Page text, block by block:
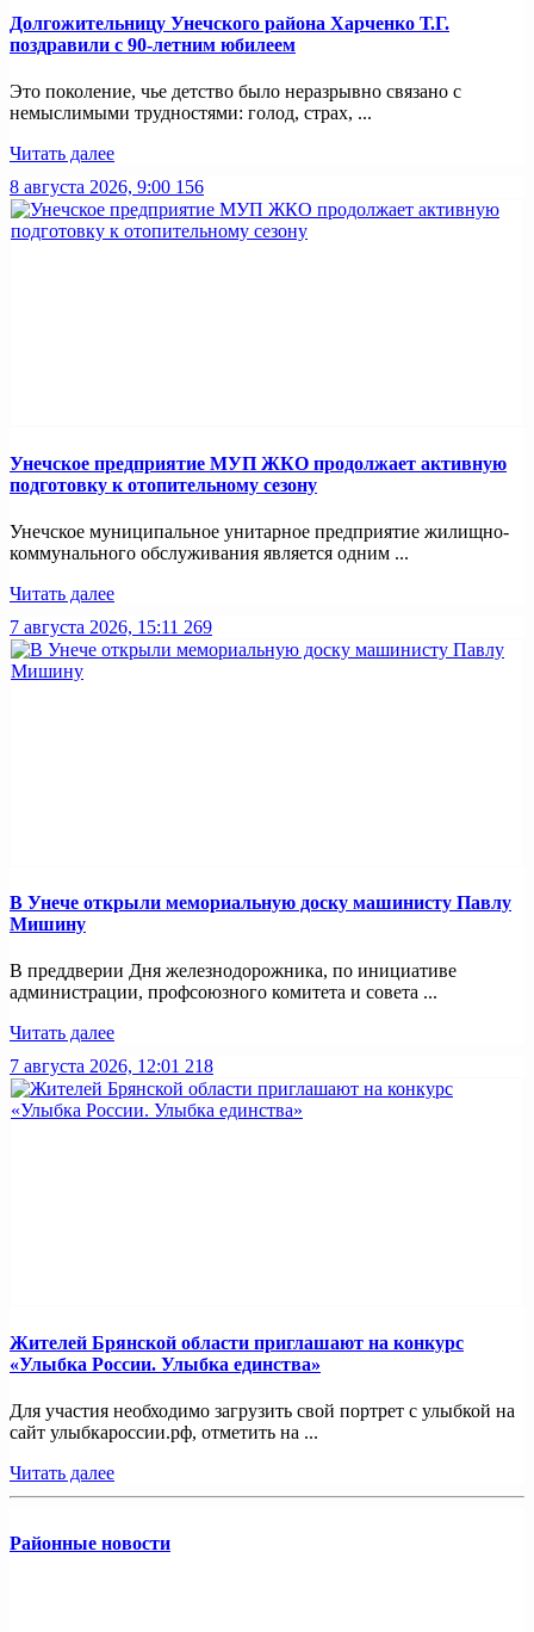
Долгожительницу Унечского района Харченко Т.Г.
поздравили с 90-летним юбилеем
Это поколение, чье детство было неразрывно связано с
немыслимыми трудностями: голод, страх, ...
Читать далее
8 августа 2026, 9:00 156
Унечское предприятие МУП ЖКО продолжает активную
подготовку к отопительному сезону
Унечское муниципальное унитарное предприятие жилищно-
коммунального обслуживания является одним ...
Читать далее
7 августа 2026, 15:11 269
В Унече открыли мемориальную доску машинисту Павлу
Мишину
В преддверии Дня железнодорожника, по инициативе
администрации, профсоюзного комитета и совета ...
Читать далее
7 августа 2026, 12:01 218
Жителей Брянской области приглашают на конкурс
«Улыбка России. Улыбка единства»
Для участия необходимо загрузить свой портрет с улыбкой на
сайт улыбкароссии.рф, отметить на ...
Читать далее
Районные новости